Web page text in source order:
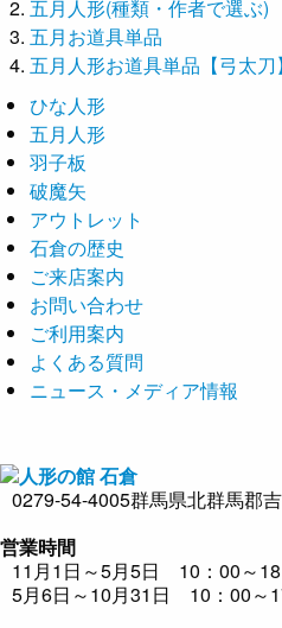
五月人形(種類・作者で選ぶ)
五月お道具単品
五月人形お道具単品【弓太刀】
ひな人形
五月人形
羽子板
破魔矢
アウトレット
石倉の歴史
ご来店案内
お問い合わせ
ご利用案内
よくある質問
ニュース・メディア情報
0279-54-4005群馬県北群馬郡
営業時間
11月1日～5月5日 10：00～18
5月6日～10月31日 10：00～